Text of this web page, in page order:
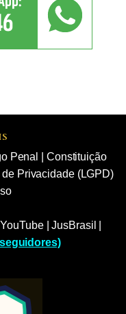
Penal
Constituição
de Privacidade (LGPD)
YouTube|JusBrasil